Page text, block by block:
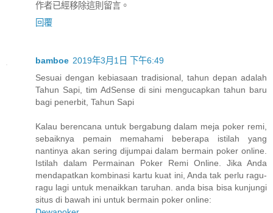
作者已經移除這則留言。
回覆
bamboe 2019年3月1日 下午6:49
Sesuai dengan kebiasaan tradisional, tahun depan adalah
Tahun Sapi, tim AdSense di sini mengucapkan tahun baru
bagi penerbit, Tahun Sapi
Kalau berencana untuk bergabung dalam meja poker remi,
sebaiknya pemain memahami beberapa istilah yang
nantinya akan sering dijumpai dalam bermain poker online.
Istilah dalam Permainan Poker Remi Online. Jika Anda
mendapatkan kombinasi kartu kuat ini, Anda tak perlu ragu-
ragu lagi untuk menaikkan taruhan. anda bisa bisa kunjungi
situs di bawah ini untuk bermain poker online: